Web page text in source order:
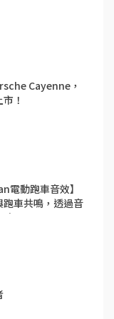
Cayenne，
！
電動跑車音效】
車共鳴，透過音